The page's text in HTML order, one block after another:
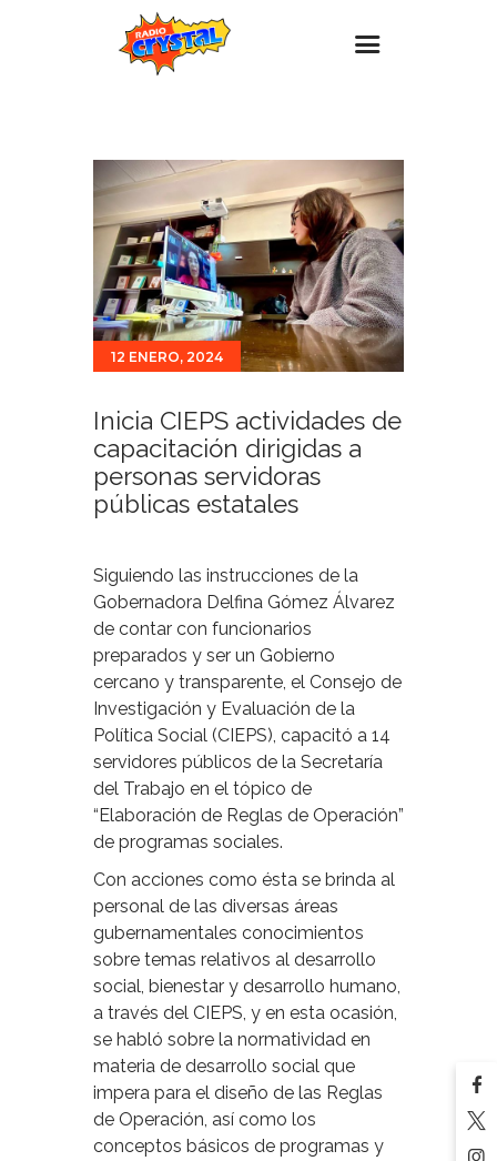
Estaciones
Eventos
Promociones
Noticias
Para ti
Contacto
12 ENERO, 2024
Inicia CIEPS actividades de
capacitación dirigidas a
personas servidoras
públicas estatales
Siguiendo las instrucciones de la
Gobernadora Delfina Gómez Álvarez
de contar con funcionarios
preparados y ser un Gobierno
cercano y transparente, el Consejo de
Investigación y Evaluación de la
Política Social (CIEPS), capacitó a 14
servidores públicos de la Secretaría
del Trabajo en el tópico de
“Elaboración de Reglas de Operación”
de programas sociales.
Con acciones como ésta se brinda al
personal de las diversas áreas
gubernamentales conocimientos
sobre temas relativos al desarrollo
social, bienestar y desarrollo humano,
a través del CIEPS, y en esta ocasión,
se habló sobre la normatividad en
materia de desarrollo social que
impera para el diseño de las Reglas
de Operación, así como los
conceptos básicos de programas y